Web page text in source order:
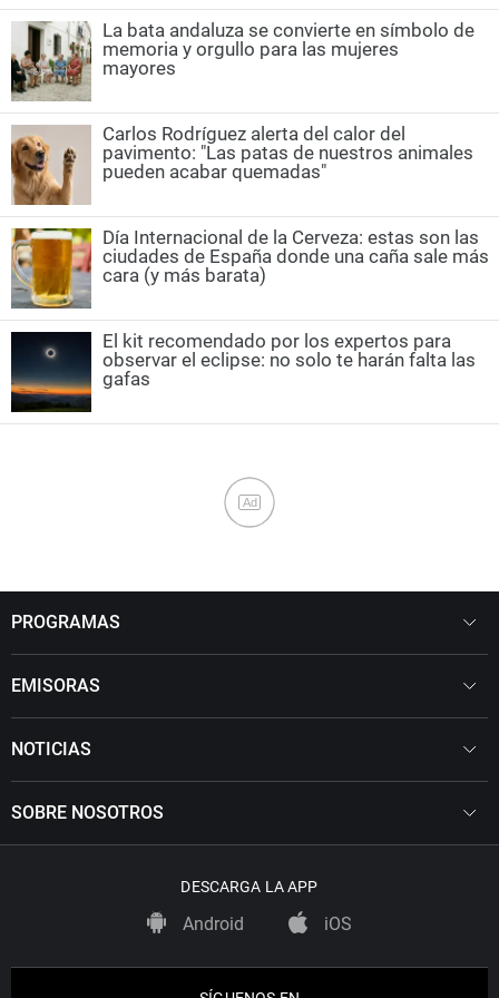
La bata andaluza se convierte en símbolo de
memoria y orgullo para las mujeres
mayores
Carlos Rodríguez alerta del calor del
pavimento: "Las patas de nuestros animales
pueden acabar quemadas"
Día Internacional de la Cerveza: estas son las
ciudades de España donde una caña sale más
cara (y más barata)
El kit recomendado por los expertos para
observar el eclipse: no solo te harán falta las
gafas
Ad
PROGRAMAS
EMISORAS
NOTICIAS
SOBRE NOSOTROS
DESCARGA LA APP
Android iOS